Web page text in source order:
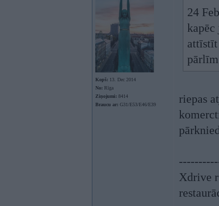
Kopš: 13. Dec 2014
No: Rīga
Ziņojumi: 8414
Braucu ar: G31/E53/E46/E39
24
kapēc
attīstīt
riepas
Xdrive